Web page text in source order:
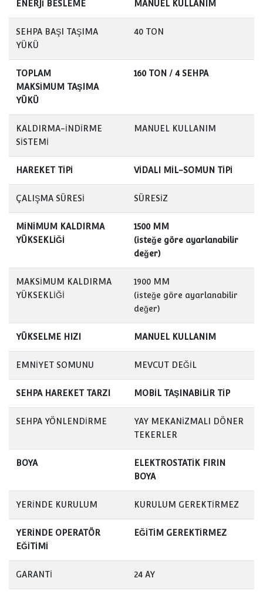
ENERJİ BESLEME MANUEL KULLANIM
SEHPA BAŞI TAŞIMA
YÜKÜ
40 TON
TOPLAM
MAKSİMUM TAŞIMA
YÜKÜ
160 TON / 4 SEHPA
KALDIRMA-İNDİRME
SİSTEMİ
MANUEL KULLANIM
HAREKET TİPİ VİDALI MİL-SOMUN TİPİ
ÇALIŞMA SÜRESİ SÜRESİZ
MİNİMUM KALDIRMA
YÜKSEKLİĞİ
1500 MM
(isteğe göre ayarlanabilir
değer)
MAKSİMUM KALDIRMA
YÜKSEKLİĞİ
1900 MM
(isteğe göre ayarlanabilir
değer)
YÜKSELME HIZI MANUEL KULLANIM
EMNİYET SOMUNU MEVCUT DEĞİL
SEHPA HAREKET TARZI MOBİL TAŞINABİLİR TİP
SEHPA YÖNLENDİRME
YAY MEKANİZMALI DÖNER
TEKERLER
BOYA
ELEKTROSTATİK FIRIN
BOYA
YERİNDE KURULUM KURULUM GEREKTİRMEZ
YERİNDE OPERATÖR
EĞİTİMİ
EĞİTİM GEREKTİRMEZ
GARANTİ 24 AY